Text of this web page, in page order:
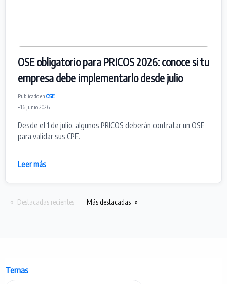
OSE obligatorio para PRICOS 2026: conoce si tu
empresa debe implementarlo desde julio
Publicado en OSE
• 16 junio 2026
Desde el 1 de julio, algunos PRICOS deberán contratar un OSE
para validar sus CPE.
Leer más
Destacadas recientes Más destacadas
Temas